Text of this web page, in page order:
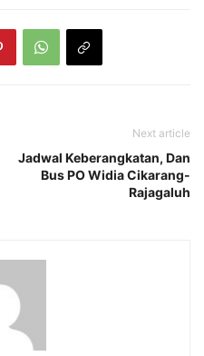
Next article
Jadwal Keberangkatan, Dan
Bus PO Widia Cikarang-
Rajagaluh